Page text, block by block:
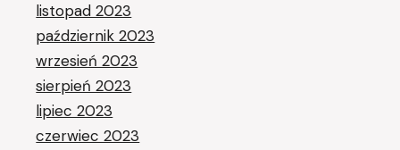
listopad 2023
październik 2023
wrzesień 2023
sierpień 2023
lipiec 2023
czerwiec 2023